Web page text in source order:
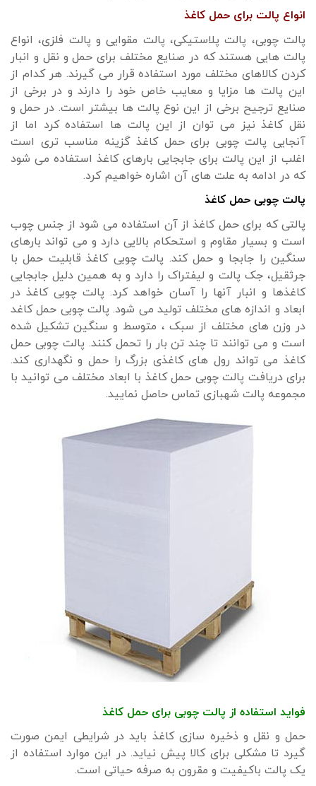
انواع پالت برای حمل کاغذ
پالت چوبی، پالت پلاستیکی، پالت مقوایی و پالت فلزی، انواع
پالت هایی هستند که در صنایع مختلف برای حمل و نقل و انبار
کردن کالاهای مختلف مورد استفاده قرار می گیرند. هر کدام از
این پالت ها مزایا و معایب خاص خود را دارند و در برخی از
صنایع ترجیح برخی از این نوع پالت ها بیشتر است. در حمل و
نقل کاغذ نیز می توان از این پالت ها استفاده کرد اما از
آنجایی پالت چوبی برای حمل کاغذ گزینه مناسب تری است
اغلب از این پالت برای جابجایی بارهای کاغذ استفاده می شود
که در ادامه به علت های آن اشاره خواهیم کرد.
پالت چوبی حمل کاغذ
پالتی که برای حمل کاغذ از آن استفاده می شود از جنس چوب
است و بسیار مقاوم و استحکام بالایی دارد و می تواند بارهای
سنگین را جابجا و حمل کند. پالت چوبی کاغذ قابلیت حمل با
جرثقیل، جک پالت و لیفتراک را دارد و به همین دلیل جابجایی
کاغذها و انبار آنها را آسان خواهد کرد. پالت چوبی کاغذ در
ابعاد و اندازه های مختلف تولید می شود. پالت چوبی حمل کاغد
در وزن های مختلف از سبک ، متوسط و سنگین تشکیل شده
است و می توانند تا چند تن بار را تحمل کنند. پالت چوبی حمل
کاغذ می تواند رول های کاغذی بزرگ را حمل و نگهداری کند.
برای دریافت پالت چوبی حمل کاغذ با ابعاد مختلف می توانید با
مجموعه پالت شهبازی تماس حاصل نمایید.
فواید استفاده از پالت چوبی برای حمل کاغذ
حمل و نقل و ذخیره سازی کاغذ باید در شرایطی ایمن صورت
گیرد تا مشکلی برای کالا پیش نیاید. در این موارد استفاده از
یک پالت باکیفیت و مقرون به صرفه حیاتی است.